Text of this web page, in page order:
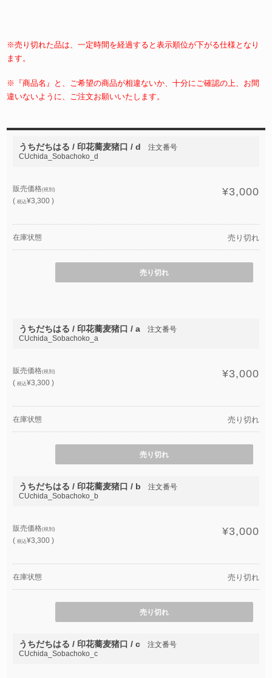
※売り切れた品は、一定時間を経過すると表示順位が下がる仕様となり
ます。
※『商品名』と、ご希望の商品が相違ないか、十分にご確認の上、お間
違いないように、ご注文お願いいたします。
うちだちはる / 印花蕎麦猪口 / d
注文番号
CUchida_Sobachoko_d
販売価格(税別)
(税込¥3,300 )
¥3,000
在庫状態 売り切れ
売り切れ
うちだちはる / 印花蕎麦猪口 / a
注文番号
CUchida_Sobachoko_a
販売価格(税別)
(税込¥3,300 )
¥3,000
在庫状態 売り切れ
売り切れ
うちだちはる / 印花蕎麦猪口 / b
注文番号
CUchida_Sobachoko_b
販売価格(税別)
(税込¥3,300 )
¥3,000
在庫状態 売り切れ
売り切れ
うちだちはる / 印花蕎麦猪口 / c
注文番号
CUchida_Sobachoko_c